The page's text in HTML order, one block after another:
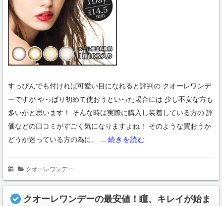
すっぴんでも付ければ可愛い目になれると評判の クオーレワンデ
ーですが やっぱり初めて使おうといった場合には 少し不安な方も
多いかと思います！ そんな時は実際に購入し装着している方の 評
価などの口コミがすごく気になりますよね！ そのような買おうか
どうか迷っている方の為に、 ... 続きを読む
クオーレワンデー
クオーレワンデーの最安値！瞳、キレイが始ま